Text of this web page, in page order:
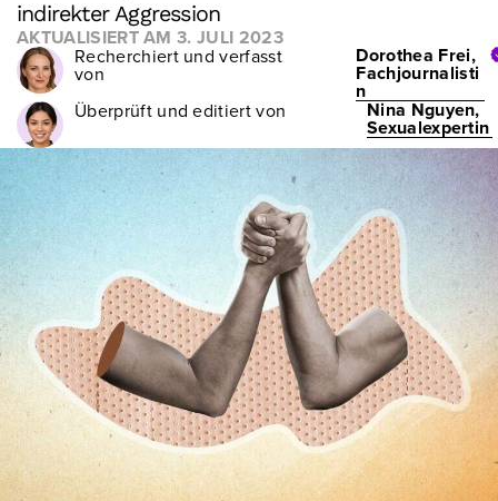
indirekter Aggression
AKTUALISIERT AM3. JULI 2023
Recherchiert und verfasst
von
Dorothea Frei,
Fachjournalisti
n
Überprüft und editiert von Nina Nguyen,
Sexualexpertin